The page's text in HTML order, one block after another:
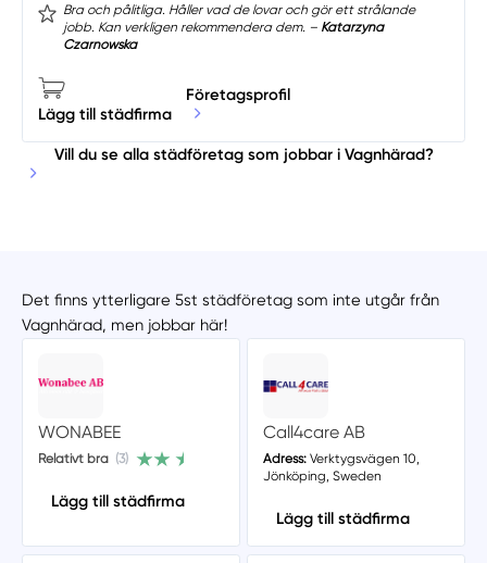
Bra och pålitliga. Håller vad de lovar och gör ett strålande
jobb. Kan verkligen rekommendera dem. – Katarzyna
Czarnowska
Lägg till städfirma
Företagsprofil
Vill du se alla städföretag som jobbar i Vagnhärad?
Det finns ytterligare 5st städföretag som inte utgår från
Vagnhärad, men jobbar här!
WONABEE
Relativt bra (3)
Lägg till städfirma
Call4care AB
Adress:Verktygsvägen 10,
Jönköping, Sweden
Lägg till städfirma